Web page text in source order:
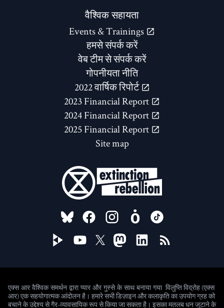
वैश्विक सहायता
Events & Trainings
हमसे संपर्क करें
वेब टीम से संपर्क करें
गोपनीयता नीति
2022 वार्षिक रिपोर्ट
2023 Financial Report
2024 Financial Report
2025 Financial Report
Site map
FOLLOW US ON
एक्स आर वैश्विक समर्थन द्वारा प्यार और गुस्से के साथ बनाया गया विलुप्ति विद्रोह (एक्स
आर) एक सहयोगात्मक आंदोलन है। हमारे सभी डिज़ाइन और कलाकृति का उपयोग ग्रह को
बचाने के उद्देश्य से गैर-व्यावसायिक रूप से किया जा सकता है। इसका मतलब धन जुटाने के